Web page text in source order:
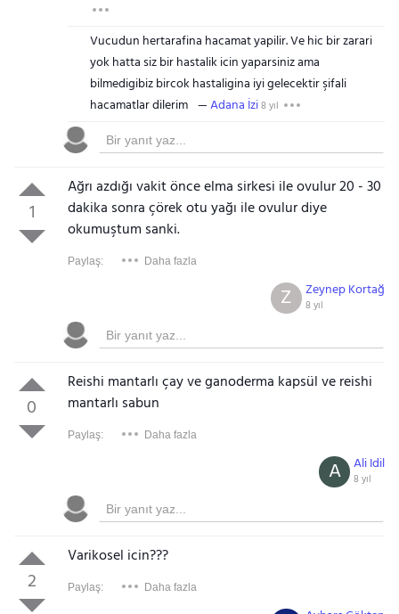
Vucudun hertarafina hacamat yapilir. Ve hic bir zarari
yok hatta siz bir hastalik icin yaparsiniz ama
bilmedigibiz bircok hastaligina iyi gelecektir şifali
hacamatlar dilerim
Adana İzi8 yıl
1
Ağrı azdığı vakit önce elma sirkesi ile ovulur 20 - 30
dakika sonra çörek otu yağı ile ovulur diye
okumuştum sanki.
Paylaş: Daha fazla
Zeynep Kortağ
8 yıl
Z
0
Reishi mantarlı çay ve ganoderma kapsül ve reishi
mantarlı sabun
Paylaş: Daha fazla
Ali Idil
8 yıl
A
2
Varikosel icin???
Paylaş: Daha fazla